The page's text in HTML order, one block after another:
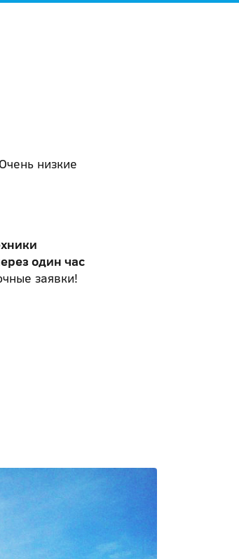
Очень низкие
один час
заявки!